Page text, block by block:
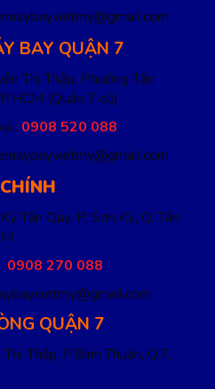
BAY QUẬN 7
Thị Thập, Phường Tân
(Quận 7 cũ)
: 0908 520 088
Tân Qúy, P. Sơn Kỳ, Q. Tân
0908 270 088
QUẬN 7
Thập, P.Bình Thuận, Q.7,